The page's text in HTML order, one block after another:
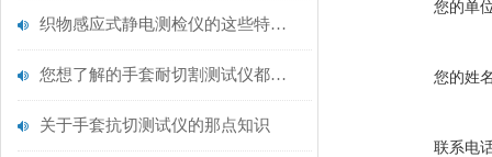
织物感应式静电测检仪的这些特点很少有人都知道
您想了解的手套耐切割测试仪都在这里了
关于手套抗切测试仪的那点知识
您的单
您的姓
联系电